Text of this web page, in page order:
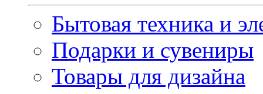
Бытовая техника и
Подарки и сувениры
Товары для дизайна